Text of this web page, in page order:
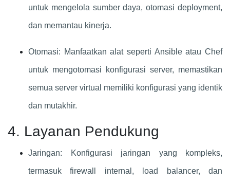
untuk mengelola sumber daya, otomasi deployment,
dan memantau kinerja.
Otomasi: Manfaatkan alat seperti Ansible atau Chef
untuk mengotomasi konfigurasi server, memastikan
semua server virtual memiliki konfigurasi yang identik
dan mutakhir.
4. Layanan Pendukung
Jaringan: Konfigurasi jaringan yang kompleks,
termasuk firewall internal, load balancer, dan